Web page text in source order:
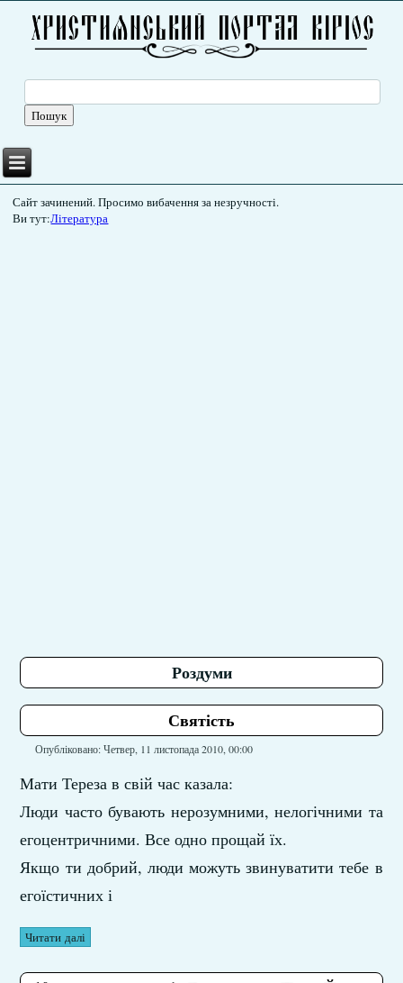
Сайт зачинений. Просимо вибачення за незручності.
Ви тут:Література
Роздуми
Святість
Опубліковано: Четвер, 11 листопада 2010, 00:00
Мати Тереза в свій час казала:
Люди часто бувають нерозумними, нелогічними та
егоцентричними. Все одно прощай їх.
Якщо ти добрий, люди можуть звинуватити тебе в
егоїстичних і
Читати далі